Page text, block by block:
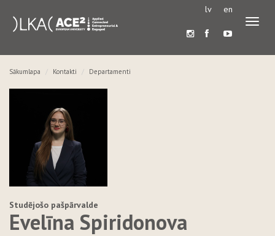
lv en
Sākumlapa Kontakti Departamenti
Studējošo pašpārvalde
Evelīna Spiridonova